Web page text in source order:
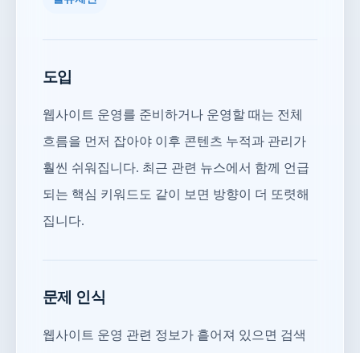
도입
웹사이트 운영를 준비하거나 운영할 때는 전체
흐름을 먼저 잡아야 이후 콘텐츠 누적과 관리가
훨씬 쉬워집니다. 최근 관련 뉴스에서 함께 언급
되는 핵심 키워드도 같이 보면 방향이 더 또렷해
집니다.
문제 인식
웹사이트 운영 관련 정보가 흩어져 있으면 검색